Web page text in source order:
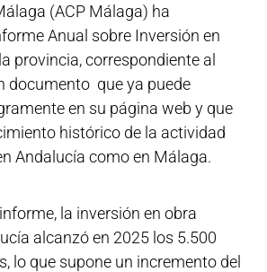
(ACP Málaga) ha
Anual sobre Inversión en
provincia, correspondiente al
documento que ya puede
en su página web y que
histórico de la actividad
Andalucía como en Málaga.
la inversión en obra
alcanzó en 2025 los 5.500
lo que supone un incremento del